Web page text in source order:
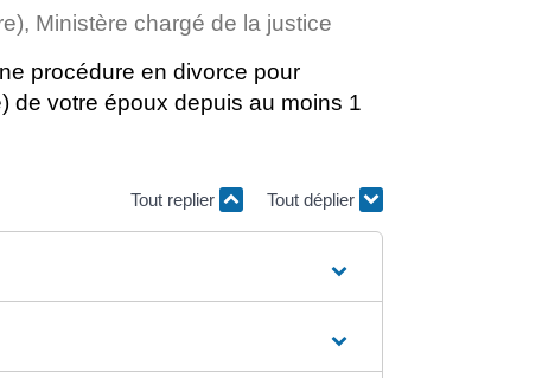
Ministère chargé de la justice
procédure en divorce pour
de votre époux depuis au moins 1
Tout replier Tout déplier